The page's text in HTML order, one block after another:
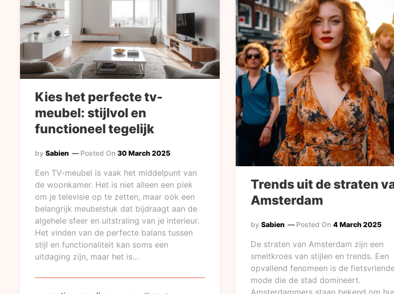
Kies het perfecte tv-
meubel: stijlvol en
functioneel tegelijk
by Sabien Posted On 30 March 2025
Een TV-meubel is vaak het middelpunt van
de woonkamer. Het is niet alleen een plek
om je televisie op te zetten, maar ook een
belangrijk meubelstuk dat bijdraagt aan de
algehele sfeer en uitstraling van je interieur.
Het vinden van de perfecte balans tussen
stijl en functionaliteit kan soms een
uitdaging zijn, maar het is…
Trends uit de straten
Amsterdam
by Sabien Posted On 4 March 2025
De straten van Amsterdam zijn een
smeltkroes van stijlen en trends. Een
opvallend fenomeen is de
mode die de stad domineert.
Amsterdammers staan bekend om